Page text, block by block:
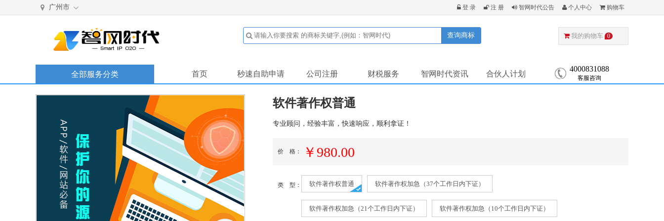
广州市 购物车
个人中心
智网时代公告
注 册
登 录
查询商标 我的购物车 0
全部服务分类 首页 秒速自助申请 公司注册 财税服务 智网时代资讯 合伙人计划
4000831088
客服咨询
软件著作权普通
专业顾问，经验丰富，快速响应，顺利拿证！
价 格： ￥980.00
类 型： 软件著作权普通 软件著作权加急（37个工作日内下证）
软件著作权加急（21个工作日内下证） 软件著作权加急（10个工作日内下证）